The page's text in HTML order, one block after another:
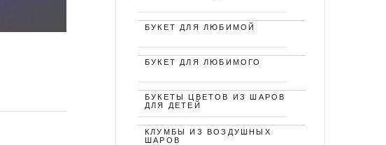
БУКЕТ ДЛЯ ЛЮБИМОЙ
БУКЕТ ДЛЯ ЛЮБИМОГО
БУКЕТЫ ЦВЕТОВ ИЗ ШАРОВ
ДЛЯ ДЕТЕЙ
КЛУМБЫ ИЗ ВОЗДУШНЫХ
ШАРОВ